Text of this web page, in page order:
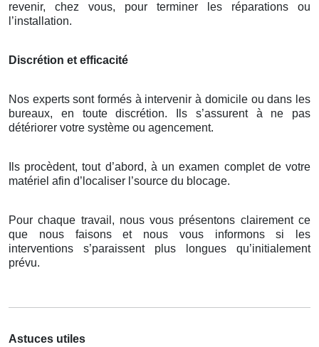
revenir, chez vous, pour terminer les réparations ou
l’installation.
Discrétion et efficacité
Nos experts sont formés à intervenir à domicile ou dans les
bureaux, en toute discrétion. Ils s’assurent à ne pas
détériorer votre système ou agencement.
Ils procèdent, tout d’abord, à un examen complet de votre
matériel afin d’localiser l’source du blocage.
Pour chaque travail, nous vous présentons clairement ce
que nous faisons et nous vous informons si les
interventions s’paraissent plus longues qu’initialement
prévu.
Astuces utiles